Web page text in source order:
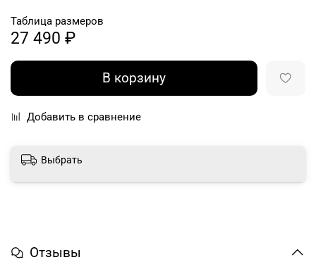
Таблица размеров
27 490 ₽
В корзину
Добавить в сравнение
Выбрать
Отзывы